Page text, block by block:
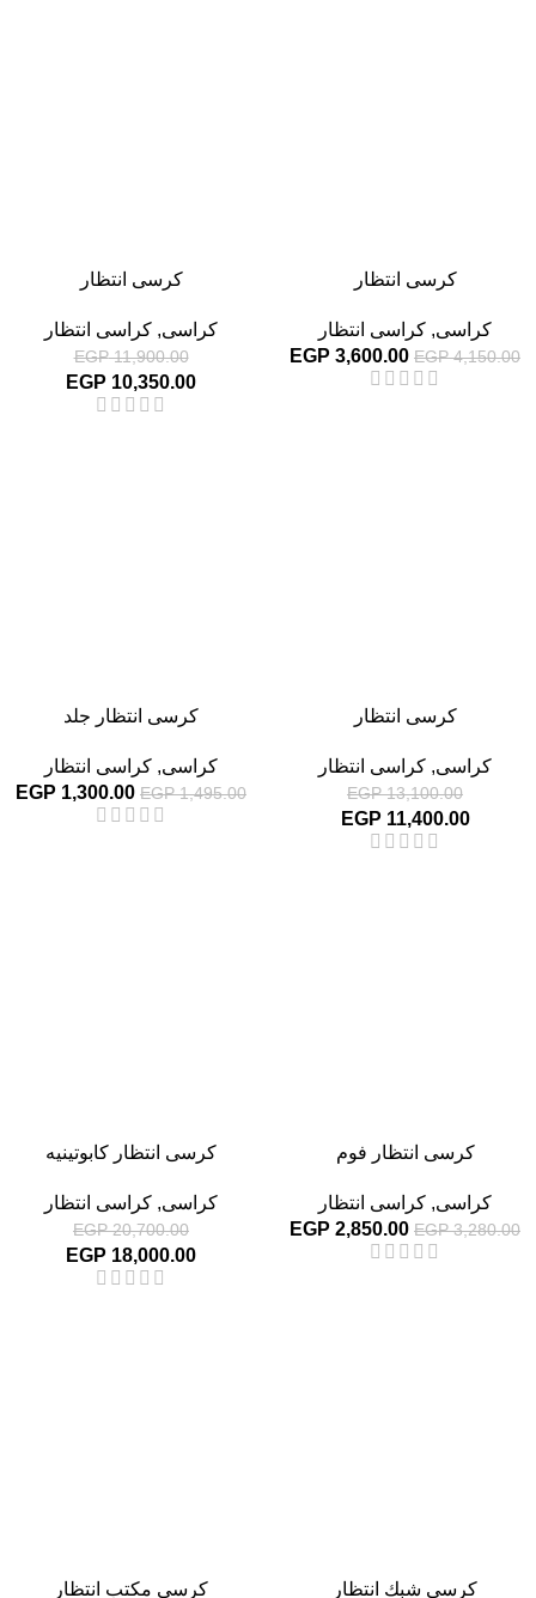
كرسى انتظار
كراسى, كراسى انتظار
EGP4,150.00
EGP 3,600.00
كرسى انتظار
كراسى, كراسى انتظار
EGP11,900.00
EGP 10,350.00
كرسى انتظار
كراسى, كراسى انتظار
EGP13,100.00
EGP 11,400.00
كرسى انتظار جلد
كراسى, كراسى انتظار
EGP1,495.00
EGP 1,300.00
كرسى انتظار فوم
كراسى, كراسى انتظار
EGP3,280.00
EGP 2,850.00
كرسى انتظار كابوتينيه
كراسى, كراسى انتظار
EGP20,700.00
EGP 18,000.00
كرسى شبك انتظار كرسى مكتب انتظار